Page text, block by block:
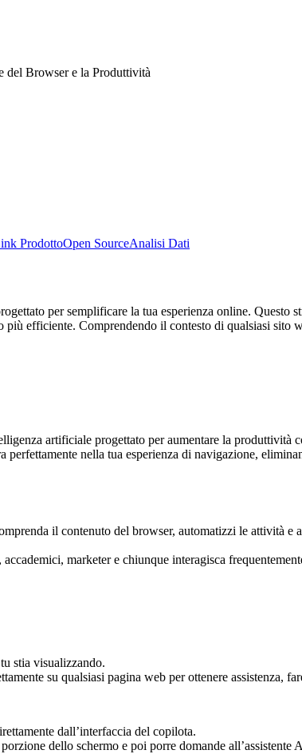
Browser e la Produttività
ProdottoOpen SourceAnalisi Dati
per semplificare la tua esperienza online. Questo
più efficiente. Comprendendo il contesto di qualsiasi
artificiale progettato per aumentare la produttività
nella tua esperienza di navigazione,
il contenuto del browser, automatizzi le attività
accademici, marketer e chiunque interagisca
stia visualizzando.
su qualsiasi pagina web per ottenere assistenza,
dall’interfaccia del copilota.
dello schermo e poi porre domande all’assistente